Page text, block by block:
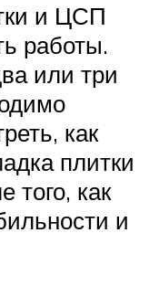
и ЦСП
работы.
или три
как
плитки
того, как
и